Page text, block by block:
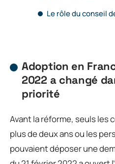
Le rôle du conseil
Adoption en
2022 a changé
priorité
Avant la réforme, seuls les
plus de deux ans ou les
pouvaient déposer une